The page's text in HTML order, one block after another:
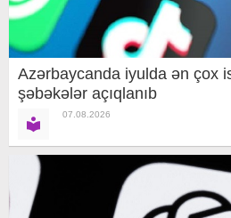
Azərbaycanda iyulda ən çox
şəbəkələr açıqlanıb
07.08.2026